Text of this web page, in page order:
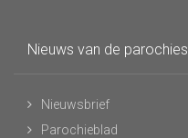
Nieuws van de parochies
Nieuwsbrief
Parochieblad